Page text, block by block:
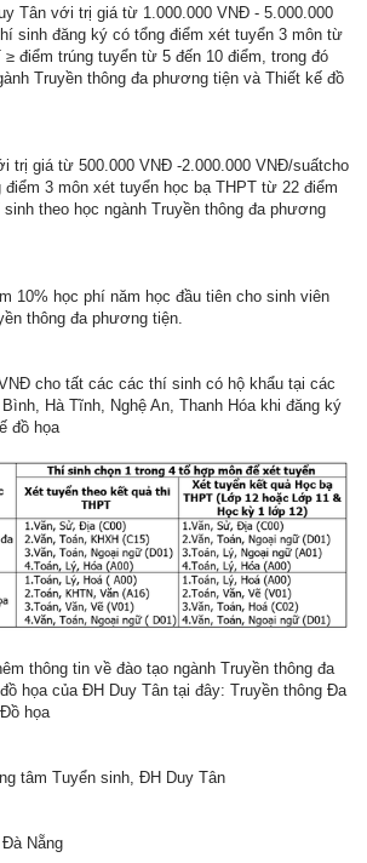
Tân với trị giá từ 1.000.000 VNĐ - 5.000.000
sinh đăng ký có tổng điểm xét tuyển 3 môn từ
≥ điểm trúng tuyển từ 5 đến 10 điểm, trong đó
Truyền thông đa phương tiện và Thiết kế đồ
trị giá từ 500.000 VNĐ -2.000.000 VNĐ/suấtcho
3 môn xét tuyển học bạ THPT từ 22 điểm
theo học ngành Truyền thông đa phương
10% học phí năm học đầu tiên cho sinh viên
thông đa phương tiện.
cho tất các các thí sinh có hộ khẩu tại các
Hà Tĩnh, Nghệ An, Thanh Hóa khi đăng ký
đồ họa
thông tin về đào tạo ngành Truyền thông đa
họa của ĐH Duy Tân tại đây: Truyền thông Đa
họa
tâm Tuyển sinh, ĐH Duy Tân
Nẵng